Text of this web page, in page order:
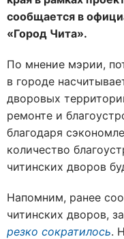
сообщается в
«Город Чита».
По мнение мэрии,
в городе
дворовых
ремонте и
благодаря
количество
читинских дворов
Напомним, ранее
читинских дворов,
резко сократилось.